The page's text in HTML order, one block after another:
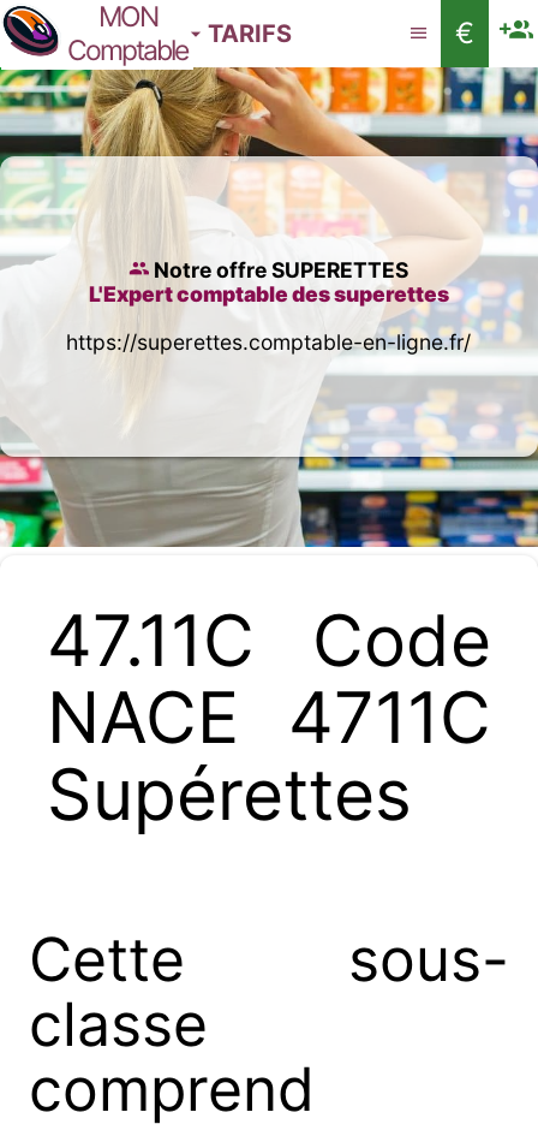
MON
Comptable
TARIFS €
Notre offre SUPERETTES
L'Expert comptable des superettes
https://superettes.comptable-en-ligne.fr/
47.11C Code
NACE 4711C
Supérettes
Cette sous-
classe
comprend